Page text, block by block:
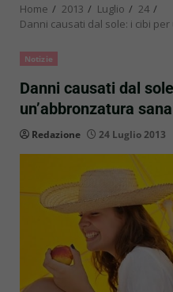
Home 2013 Luglio
24
Danni causati dal sole: i cibi
Notizie
Danni causati dal
un’abbronzatura sana
Redazione 24 Luglio 2013